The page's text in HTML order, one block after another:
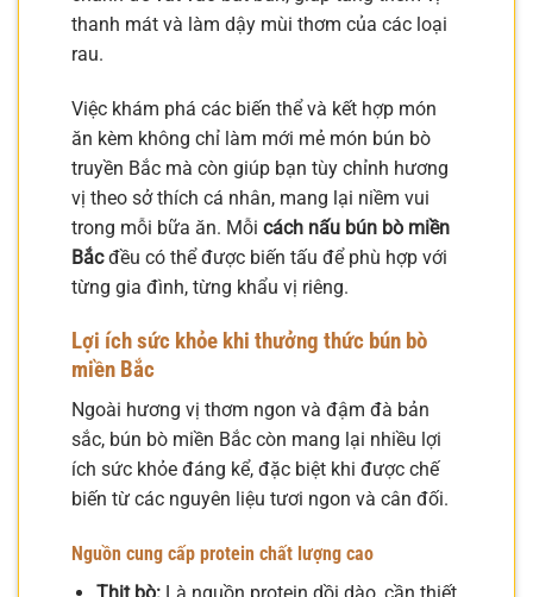
thanh mát và làm dậy mùi thơm của các loại
rau.
Việc khám phá các biến thể và kết hợp món
ăn kèm không chỉ làm mới mẻ món bún bò
truyền Bắc mà còn giúp bạn tùy chỉnh hương
vị theo sở thích cá nhân, mang lại niềm vui
trong mỗi bữa ăn. Mỗi cách nấu bún bò miền
Bắcđều có thể được biến tấu để phù hợp với
từng gia đình, từng khẩu vị riêng.
Lợi ích sức khỏe khi thưởng thức bún bò
miền Bắc
Ngoài hương vị thơm ngon và đậm đà bản
sắc, bún bò miền Bắc còn mang lại nhiều lợi
ích sức khỏe đáng kể, đặc biệt khi được chế
biến từ các nguyên liệu tươi ngon và cân đối.
Nguồn cung cấp protein chất lượng cao